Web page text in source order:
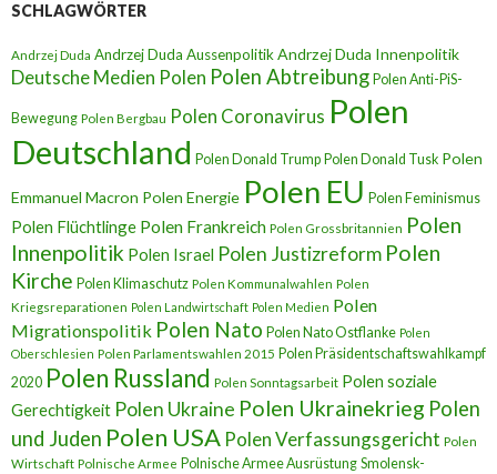
SCHLAGWÖRTER
Andrzej Duda Andrzej Duda AussenpolitikAndrzej Duda Innenpolitik
Deutsche Medien Polen Polen Abtreibung Polen Anti-PiS-
Bewegung Polen Bergbau Polen Coronavirus Polen
Deutschland Polen Donald Trump Polen Donald Tusk Polen
Emmanuel Macron Polen Energie Polen EU Polen Feminismus
Polen Flüchtlinge Polen Frankreich Polen Grossbritannien Polen
Innenpolitik Polen Israel Polen Justizreform Polen
Kirche Polen Klimaschutz Polen Kommunalwahlen Polen
Kriegsreparationen Polen Landwirtschaft Polen Medien Polen
Migrationspolitik Polen Nato Polen Nato Ostflanke Polen
Oberschlesien Polen Parlamentswahlen 2015 Polen Präsidentschaftswahlkampf
2020 Polen Russland Polen Sonntagsarbeit Polen soziale
Gerechtigkeit Polen Ukraine Polen Ukrainekrieg Polen
und Juden Polen USA Polen Verfassungsgericht Polen
Wirtschaft Polnische Armee Polnische Armee Ausrüstung Smolensk-